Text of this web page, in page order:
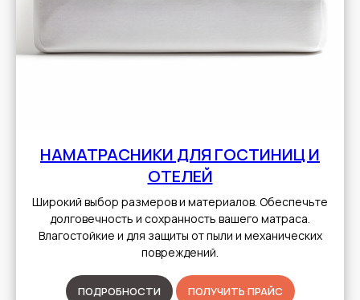
НАМАТРАСНИКИ ДЛЯ ГОСТИНИЦ И
ОТЕЛЕЙ
Широкий выбор размеров и материалов. Обеспечьте
долговечность и сохранность вашего матраса.
Влагостойкие и для защиты от пыли и механических
повреждений.
ПОДРОБНОСТИ ПОЛУЧИТЬ ПРАЙС